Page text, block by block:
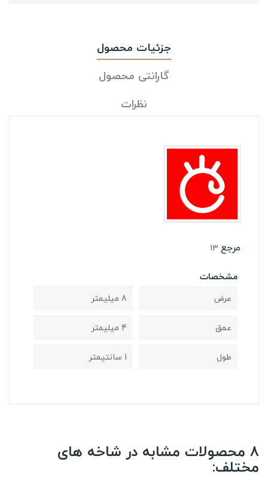
جزئیات محصول
گارانتی محصول
نظرات
مرجع 13
مشخصات
عرض
8 میلیمتر
عمق
4 میلیمتر
طول
1 سانتیمتر
8 محصولات مشابه در شاخه های
مختلف: